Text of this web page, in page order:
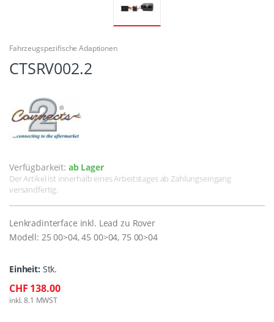
Fahrzeugspezifische Adaptionen
CTSRV002.2
Verfügbarkeit: ab Lager
Der Artikel ist innerhalb eines Arbeitstages ab Zahlungseingang
versandfertig.
Lenkradinterface inkl. Lead zu Rover
Modell: 25 00>04, 45 00>04, 75 00>04
Einheit: Stk.
CHF 138.00
inkl. 8.1 MWST